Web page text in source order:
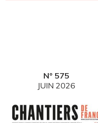
N° 575
JUIN 2026